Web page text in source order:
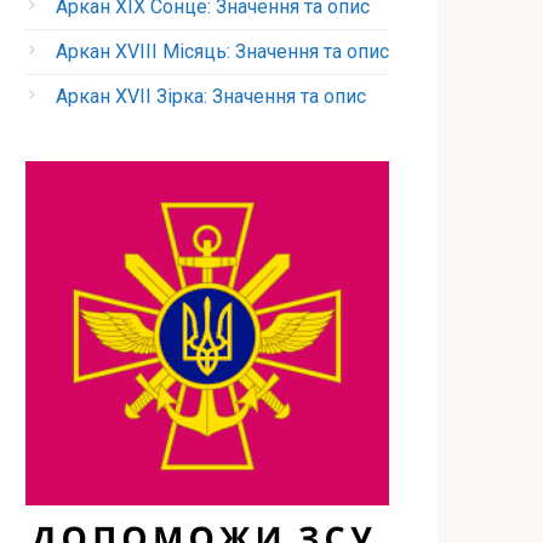
Аркан XIX Сонце: Значення та опис
Аркан XVIII Місяць: Значення та опис
Аркан XVII Зірка: Значення та опис